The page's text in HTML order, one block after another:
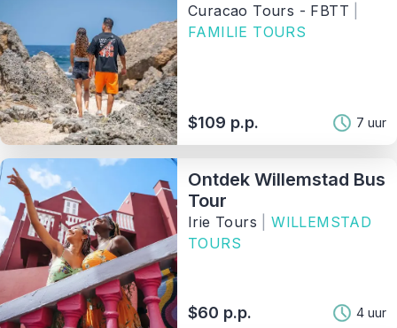
Soort
Aanbieder
Sorteer Op
4 Matching Properties
Show Results
Curacao Tours - FBTT
FAMILIE TOURS
$109 p.p. 7 uur
Ontdek Willemstad Bus
Tour
Irie Tours
WILLEMSTAD
TOURS
$60 p.p. 4 uur